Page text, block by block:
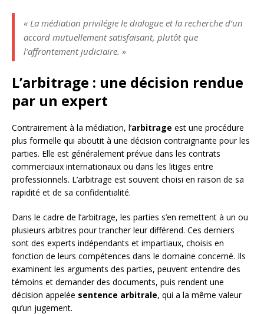
« La médiation privilégie le dialogue et la recherche d’un
accord mutuellement satisfaisant, plutôt que
l’affrontement judiciaire. »
L’arbitrage : une décision rendue
par un expert
Contrairement à la médiation, l’arbitrage est une procédure
plus formelle qui aboutit à une décision contraignante pour les
parties. Elle est généralement prévue dans les contrats
commerciaux internationaux ou dans les litiges entre
professionnels. L’arbitrage est souvent choisi en raison de sa
rapidité et de sa confidentialité.
Dans le cadre de l’arbitrage, les parties s’en remettent à un ou
plusieurs arbitres pour trancher leur différend. Ces derniers
sont des experts indépendants et impartiaux, choisis en
fonction de leurs compétences dans le domaine concerné. Ils
examinent les arguments des parties, peuvent entendre des
témoins et demander des documents, puis rendent une
décision appelée sentence arbitrale, qui a la même valeur
qu’un jugement.